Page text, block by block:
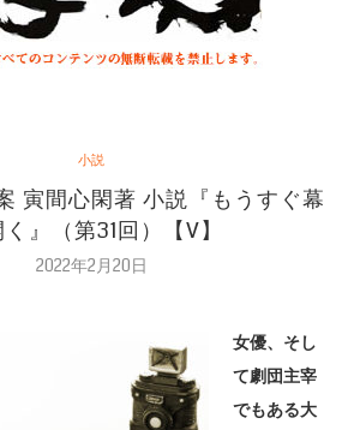
小説
寅間心閑著 小説『もうすぐ幕
』（第31回）【V】
2022年2月20日
女優、そし
て劇団主宰
でもある大